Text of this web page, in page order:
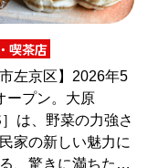
喫茶店
市左京区】2026年5
ープン。大原
］は、野菜の力強さ
家の新しい魅力に
、驚きに満ちたカ